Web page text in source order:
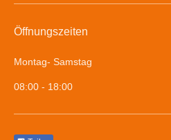
Öffnungszeiten
Montag- Samstag
08:00 - 18:00